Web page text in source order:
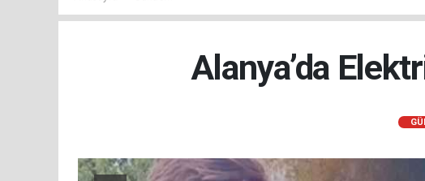
Alanya’da